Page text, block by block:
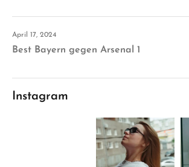
April 17, 2024
Best Bayern gegen Arsenal 1
Instagram